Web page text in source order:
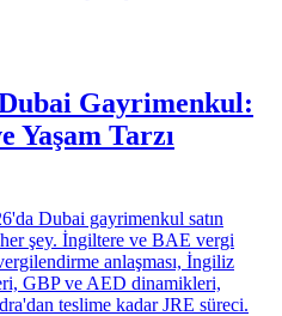
Gayrimenkul:
Yaşam Tarzı
Dubai gayrimenkul satın
şey. İngiltere ve BAE vergi
anlaşması, İngiliz
GBP ve AED dinamikleri,
teslime kadar JRE süreci.